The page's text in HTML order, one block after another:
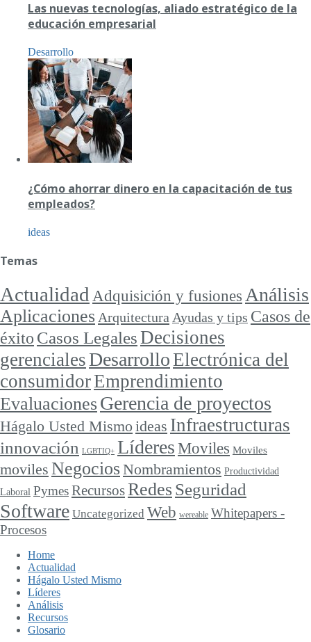
Las nuevas tecnologías, aliado estratégico de la
educación empresarial
Desarrollo
¿Cómo ahorrar dinero en la capacitación de tus
empleados?
ideas
Temas
Actualidad Adquisición y fusionesAnálisis
Aplicaciones Arquitectura Ayudas y tips Casos de
éxito Casos LegalesDecisiones
gerenciales DesarrolloElectrónica del
consumidorEmprendimiento
Evaluaciones Gerencia de proyectos
Hágalo Usted Mismo ideas Infraestructuras
innovación LGBTIQ+ LíderesMoviles Moviles
moviles Negocios Nombramientos Productividad
Laboral PymesRecursosRedes Seguridad
Software Uncategorized Web wereable Whitepapers -
Procesos
Home
Actualidad
Hágalo Usted Mismo
Líderes
Análisis
Recursos
Glosario